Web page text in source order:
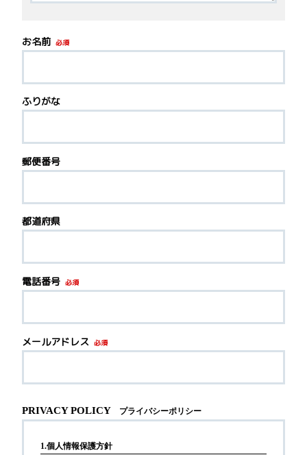
お名前 必須
ふりがな
郵便番号
都道府県
電話番号 必須
メールアドレス 必須
PRIVACY POLICY プライバシーポリシー
1.個人情報保護方針